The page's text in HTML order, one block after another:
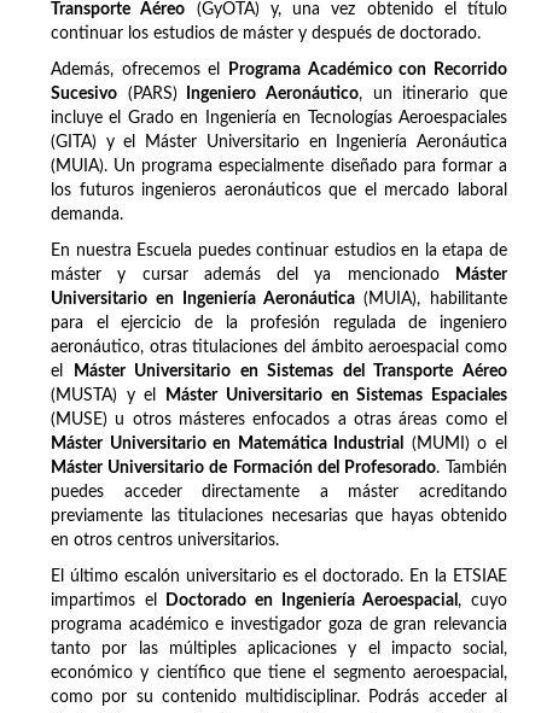
Transporte Aéreo (GyOTA) y, una vez obtenido el título
continuar los estudios de máster y después de doctorado.
Además, ofrecemos el
Programa Académico con Recorrido
Sucesivo (PARS) Ingeniero Aeronáutico, un itinerario que
incluye el Grado en Ingeniería en Tecnologías Aeroespaciales
(GITA) y el Máster Universitario en Ingeniería Aeronáutica
(MUIA). Un programa especialmente diseñado para formar a
los futuros ingenieros aeronáuticos que el mercado laboral
demanda.
En nuestra Escuela puedes continuar estudios en la etapa de
máster y cursar además del ya mencionado
Máster
Universitario en Ingeniería Aeronáutica(MUIA), habilitante
para el ejercicio de la profesión regulada de ingeniero
aeronáutico, otras titulaciones del ámbito aeroespacial como
el
Máster Universitario en Sistemas del Transporte Aéreo
(MUSTA) y el
Máster Universitario en Sistemas Espaciales
(MUSE) u otros másteres enfocados a otras áreas como el
Máster Universitario en Matemática Industrial
(MUMI) o el
Máster Universitario de Formación del Profesorado. También
puedes acceder directamente a máster acreditando
previamente las titulaciones necesarias que hayas obtenido
en otros centros universitarios.
El último escalón universitario es el doctorado. En la ETSIAE
impartimos el
Doctorado en Ingeniería Aeroespacial, cuyo
programa académico e investigador goza de gran relevancia
tanto por las múltiples aplicaciones y el impacto social,
económico y científico que tiene el segmento aeroespacial,
como por su contenido multidisciplinar. Podrás acceder al